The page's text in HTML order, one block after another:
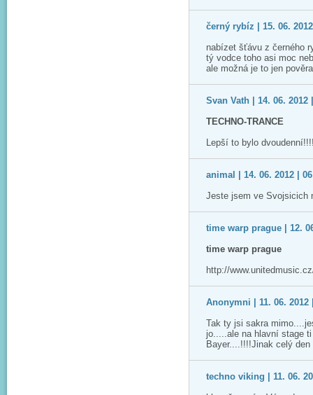
černý rybíz | 15. 06.
nabízet šťávu z černého
tý vodce toho asi moc
ale možná je to jen pověra
Svan Vath | 14. 06. 2012
TECHNO-TRANCE
Lepší to bylo
animal | 14. 06. 2012 |
Jeste jsem ve Svojsicich
time warp prague | 12.
time warp prague
http://
Anonymni | 11. 06. 2012
Tak ty jsi sakra
jo.....ale na hlavní stage
Bayer....!!!!Jinak celý
techno viking | 11. 06.